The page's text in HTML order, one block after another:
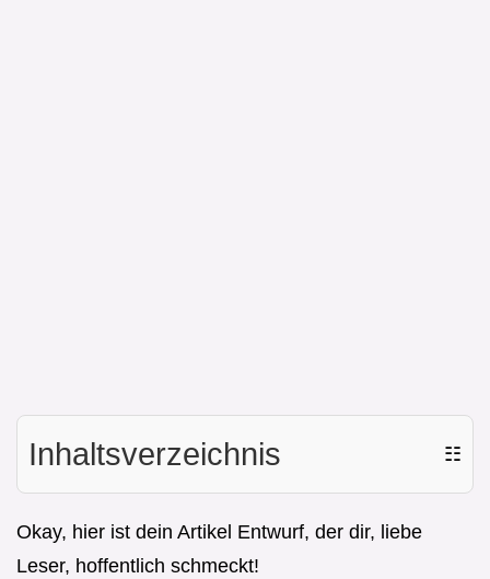
Inhaltsverzeichnis ☷
Okay, hier ist dein Artikel Entwurf, der dir, liebe
Leser, hoffentlich schmeckt!